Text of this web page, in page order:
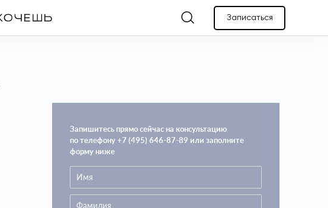
Записаться
Запишитесь прямо сейчас на консультацию
по телефону +7 (495) 646-87-89 или заполните
форму ниже